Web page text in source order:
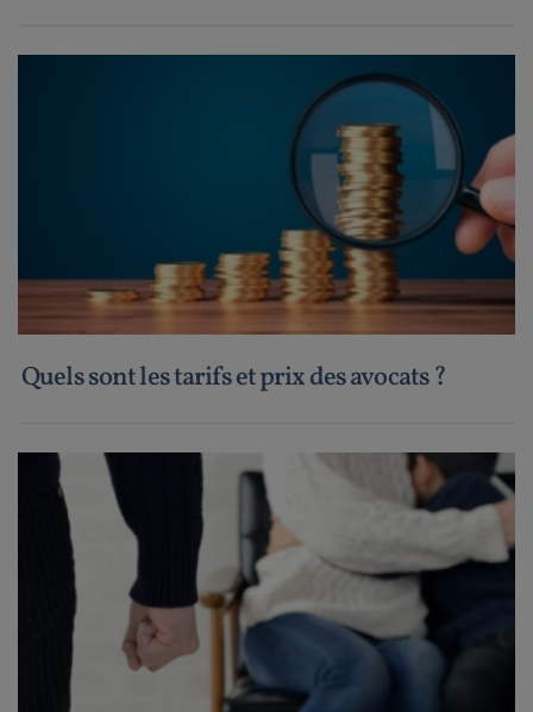
Quels sont les tarifs et prix des avocats ?